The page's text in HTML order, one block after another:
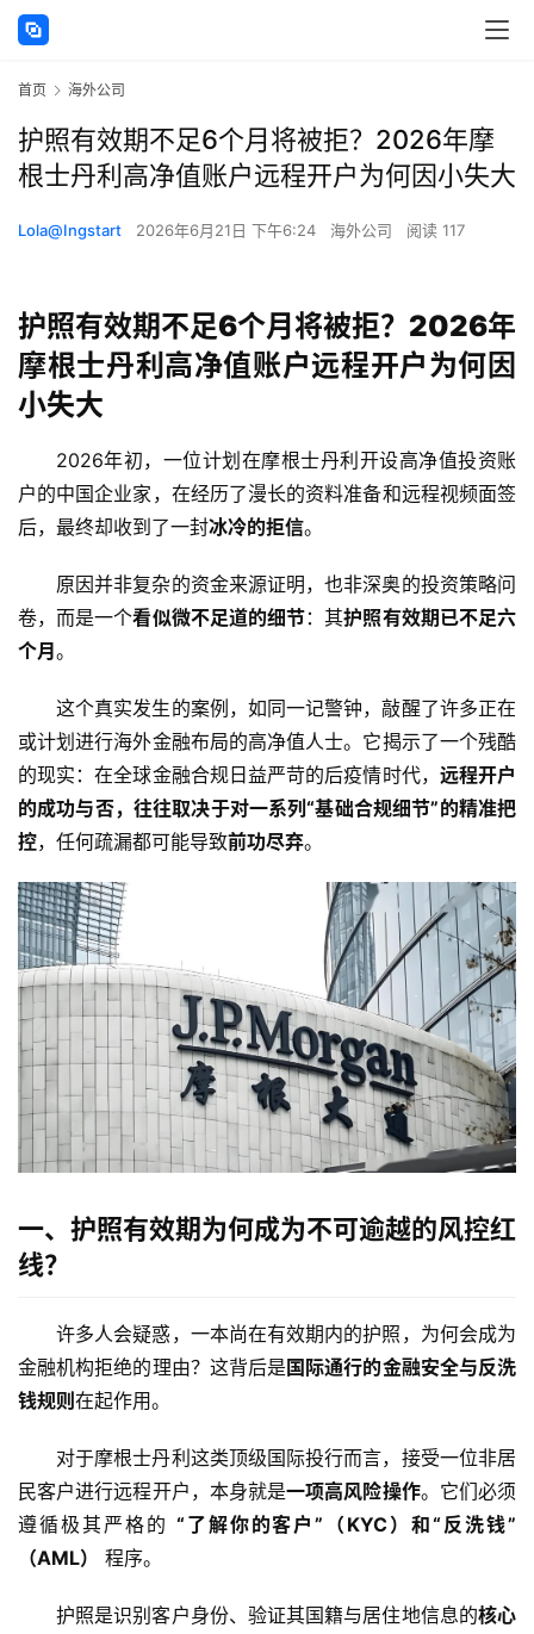
首页 海外公司
护照有效期不足6个月将被拒？2026年摩
根士丹利高净值账户远程开户为何因小失大
Lola@Ingstart 2026年6月21日 下午6:24 海外公司 阅读 117
护照有效期不足6个月将被拒？2026年
摩根士丹利高净值账户远程开户为何因
小失大
2026年初，一位计划在摩根士丹利开设高净值投资账
户的中国企业家，在经历了漫长的资料准备和远程视频面签
后，最终却收到了一封冰冷的拒信。
原因并非复杂的资金来源证明，也非深奥的投资策略问
卷，而是一个看似微不足道的细节：其护照有效期已不足六
个月 。
这个真实发生的案例，如同一记警钟，敲醒了许多正在
或计划进行海外金融布局的高净值人士。它揭示了一个残酷
的现实：在全球金融合规日益严苛的后疫情时代， 远程开户
的成功与否，往往取决于对一系列“基础合规细节”的精准把
控，任何疏漏都可能导致前功尽弃。
一、护照有效期为何成为不可逾越的风控红
线？
许多人会疑惑，一本尚在有效期内的护照，为何会成为
金融机构拒绝的理由？这背后是国际通行的金融安全与反洗
钱规则在起作用。
对于摩根士丹利这类顶级国际投行而言，接受一位非居
民客户进行远程开户，本身就是一项高风险操作。它们必须
遵循极其严格的 “了解你的客户”（KYC）和“反洗钱”
（AML）
程序。
护照是识别客户身份、验证其国籍与居住地信息的核心